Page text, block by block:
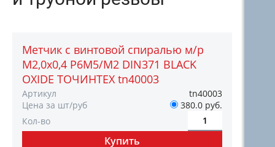
Метчик с винтовой спиралью м/р
М2,0х0,4 Р6М5/М2 DIN371 BLACK
OXIDE ТОЧИНТЕХ tn40003
Артикул
tn40003
Цена за шт/руб
380.0 руб.
Кол-во